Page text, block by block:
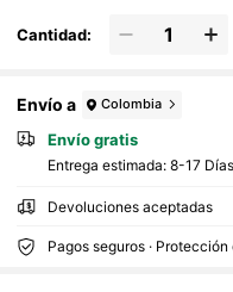
Cantidad:
Envío a Colombia
Envío gratis
Entrega estimada: 8-17
Devoluciones aceptadas
Pagos seguros ·